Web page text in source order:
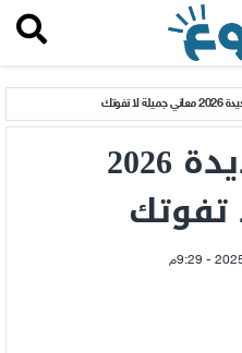
لا تفوتك
اسماء اولاد جديدة 2026
تفوتك